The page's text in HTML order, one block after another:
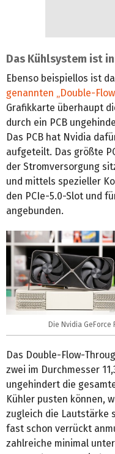
Das Kühlsystem ist
Ebenso beispiellos ist
genannten „Double-
Grafikkarte überhaupt
durch ein PCB
Das PCB hat Nvidia
aufgeteilt. Das größte
der Stromversorgung
und mittels spezieller
den PCIe-5.0-Slot und
angebunden.
Die Nvidia GeForce
Das Double-Flow-
zwei im Durchmesser
ungehindert die
Kühler pusten können,
zugleich die Lautstärke
fast schon verrückt
zahlreiche minimal